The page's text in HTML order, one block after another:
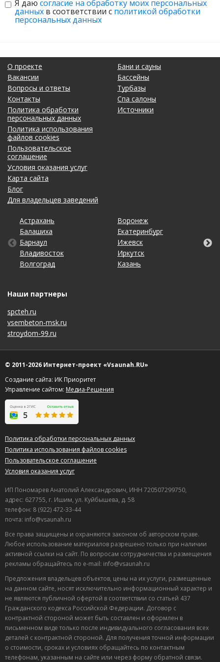
Я даю согласие на обработку моих персональных
данных в соответствии с политикой обработки
персональных данных
О проекте
Вакансии
Вопросы и ответы
Контакты
Политика обработки
персональных данных
Политика использования
файлов cookies
Пользовательское
соглашение
Условия оказания услуг
Карта сайта
Блог
Для владельцев заведений
Бани и сауны
Бассейны
Турбазы
Спа салоны
Источники
Астрахань
Балашиха
Барнаул
Владивосток
Волгоград
Воронеж
Екатеринбург
Ижевск
Иркутск
Казань
Калининград
Кемерово
Киров
Краснодар
Красноярск
Липецк
Махачкала
Набережные Челны
Нижний Новгород
Новосибирск
Омск
Оренбург
Пенза
Пермь
Ростов-на-Дону
Рязань
Самара
Санкт-Петербург
Саратов
Ставрополь
Тольятти
Томск
Тула
Тюмень
Ульяновск
Уфа
Хабаровск
Чебоксары
Челябинск
Ярославль
Наши партнеры
spcteh.ru
vsembeton-msk.ru
stroydom-99.ru
© 2011-2026 Интернет-проект «Vsaunah.RU»
Создание сайта: ИК Приоритет
Управление сайтом: Медиа-Решения
Политика обработки персональных данных
Политика использования файлов cookies
Пользовательское соглашение
Условия оказания услуг
ИП Пономарев Анатолий Александрович, ИНН 720507299750,
адрес: 627755, г. Ишим, ул. Куйбышева, д. 58
телефон: 8 (922) 472-33-44
почта: info@vsaunah.ru
Все права защищены и охраняются законом об авторском праве.
Любое использование материалов разрешено только при наличии
активной ссылки на сайт. По вопросам сотрудничества и размещения
рекламы обращайтесь по e-mail: info@vsaunah.ru
Предложения владельцев объектов, цены на их услуги, размещенные
на данном сайте, носят исключительно информационный характер и
не являются публичной офертой в соответствии со статьей 437
Гражданского кодекса Российской Федерации. Договор с
контрактной стороной может быть составлен и оформлен в
письменном виде только после индивидуального согласования всех
деталей с контрактной стороной. Для получения точной информации
о стоимости, сроках и условиях обращайтесь по контактным
телефонам, указанным на сайте или через форму обратной связи.